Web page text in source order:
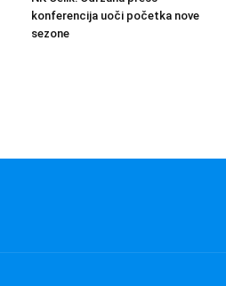
konferencija uoči početka nove
sezone